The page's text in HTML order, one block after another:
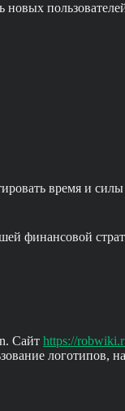
время и
финансовой
Сайт https://
логотипов,